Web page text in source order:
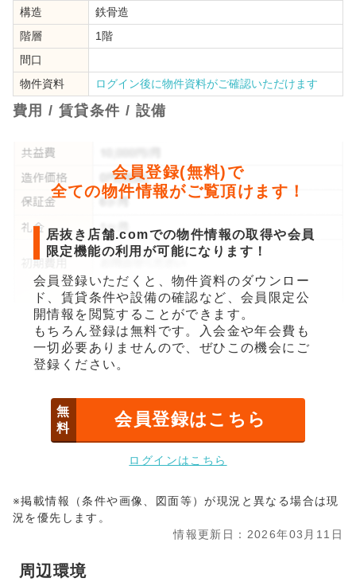
構造
鉄骨造
階層
1階
間口
物件資料
ログイン後に物件資料がご確認いただけます
費用 / 賃貸条件 / 設備
会員登録(無料)で
全ての物件情報がご覧頂けます！
居抜き店舗.comでの物件情報の取得や会員
限定機能の利用が可能になります！
会員登録いただくと、物件資料のダウンロー
ド、賃貸条件や設備の確認など、会員限定公
開情報を閲覧することができます。
もちろん登録は無料です。入会金や年会費も
一切必要ありませんので、ぜひこの機会にご
登録ください。
無
料
会員登録はこちら
ログインはこちら
※掲載情報（条件や画像、図面等）が現況と異なる場合は現
況を優先します。
情報更新日：2026年03月11日
周辺環境